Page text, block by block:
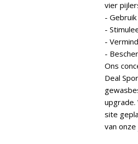
vier
-
-
-
-
Ons
Deal
upgrade.
site
van